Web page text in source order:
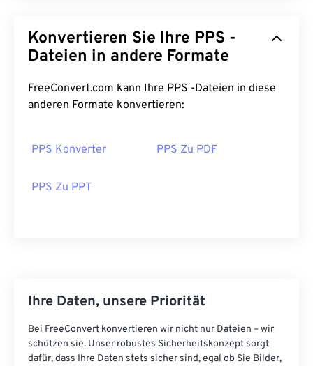
Konvertieren Sie Ihre PPS -
Dateien in andere Formate
FreeConvert.com kann Ihre PPS -Dateien in diese
anderen Formate konvertieren:
PPS Konverter PPS Zu PDF
PPS Zu PPT
Ihre Daten, unsere Priorität
Bei FreeConvert konvertieren wir nicht nur Dateien – wir
schützen sie. Unser robustes Sicherheitskonzept sorgt
dafür, dass Ihre Daten stets sicher sind, egal ob Sie Bilder,